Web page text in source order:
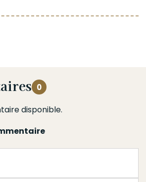
0
disponible.